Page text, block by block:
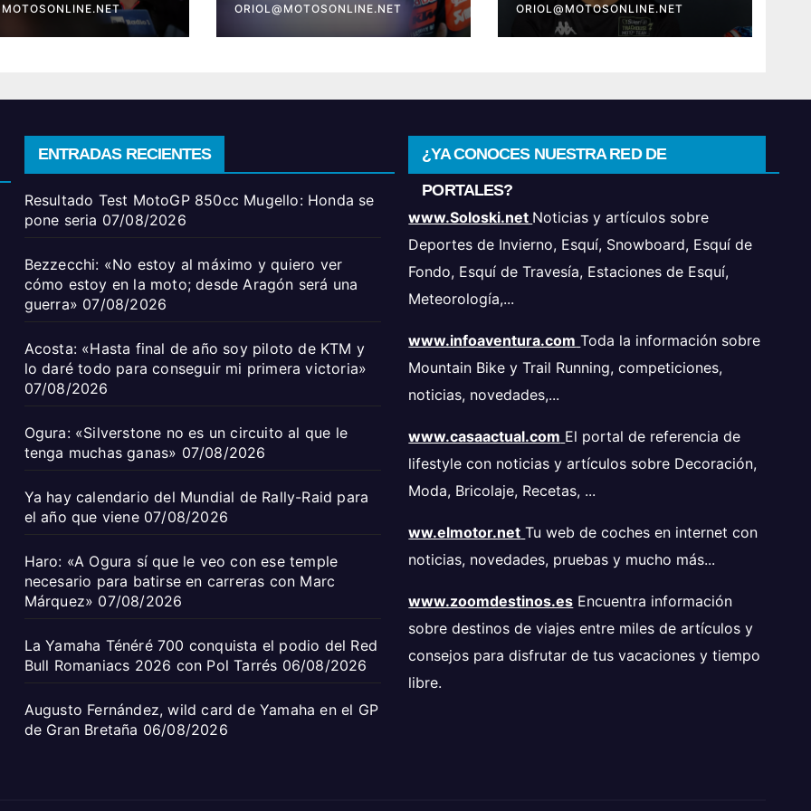
guerra»
victoria»
ORIOL@MOTOSONLINE.NET ORIOL@MOTOSONLINE.NET
ENTRADAS RECIENTES
Resultado Test MotoGP 850cc Mugello: Honda se
pone seria 07/08/2026
Bezzecchi: «No estoy al máximo y quiero ver
cómo estoy en la moto; desde Aragón será una
guerra» 07/08/2026
Acosta: «Hasta final de año soy piloto de KTM y
lo daré todo para conseguir mi primera victoria»
07/08/2026
Ogura: «Silverstone no es un circuito al que le
tenga muchas ganas» 07/08/2026
Ya hay calendario del Mundial de Rally-Raid para
el año que viene 07/08/2026
Haro: «A Ogura sí que le veo con ese temple
necesario para batirse en carreras con Marc
Márquez» 07/08/2026
La Yamaha Ténéré 700 conquista el podio del Red
Bull Romaniacs 2026 con Pol Tarrés 06/08/2026
Augusto Fernández, wild card de Yamaha en el GP
de Gran Bretaña 06/08/2026
¿YA CONOCES NUESTRA RED DE
PORTALES?
www.Soloski.net Noticias y artículos sobre
Deportes de Invierno, Esquí, Snowboard, Esquí de
Fondo, Esquí de Travesía, Estaciones de Esquí,
Meteorología,...
www.infoaventura.com Toda la información sobre
Mountain Bike y Trail Running, competiciones,
noticias, novedades,...
www.casaactual.com El portal de referencia de
lifestyle con noticias y artículos sobre Decoración,
Moda, Bricolaje, Recetas, ...
ww.elmotor.net Tu web de coches en internet con
noticias, novedades, pruebas y mucho más...
www.zoomdestinos.es Encuentra información
sobre destinos de viajes entre miles de artículos y
consejos para disfrutar de tus vacaciones y tiempo
libre.